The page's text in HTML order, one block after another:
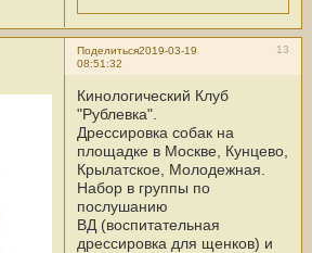
Поделиться 13
2019-03-19
08:51:32
Кинологический Клуб
"Рублевка".
Дрессировка собак на
площадке в Москве, Кунцево,
Крылатское, Молодежная.
Набор в группы по
послушанию
ВД (воспитательная
дрессировка для щенков) и